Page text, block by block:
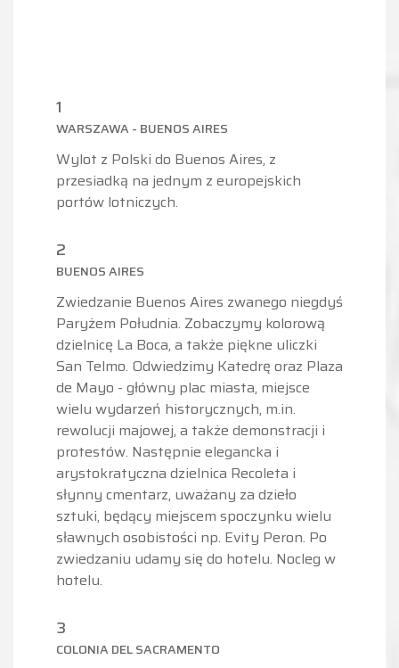
1
WARSZAWA - BUENOS AIRES
Wylot z Polski do Buenos Aires, z
przesiadką na jednym z europejskich
portów lotniczych.
2
BUENOS AIRES
Zwiedzanie Buenos Aires zwanego niegdyś
Paryżem Południa. Zobaczymy kolorową
dzielnicę La Boca, a także piękne uliczki
San Telmo. Odwiedzimy Katedrę oraz Plaza
de Mayo - główny plac miasta, miejsce
wielu wydarzeń historycznych, m.in.
rewolucji majowej, a także demonstracji i
protestów. Następnie elegancka i
arystokratyczna dzielnica Recoleta i
słynny cmentarz, uważany za dzieło
sztuki, będący miejscem spoczynku wielu
sławnych osobistości np. Evity Peron. Po
zwiedzaniu udamy się do hotelu. Nocleg w
hotelu.
3
COLONIA DEL SACRAMENTO